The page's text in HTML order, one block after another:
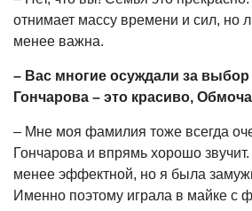
отнимает массу времени и сил, но
менее важна.
– Вас многие осуждали за
Гончарова – это красиво,
– Мне моя фамилия тоже всегда
Гончарова и впрямь хорошо
менее эффектной, но я была
Именно поэтому играла в майке с